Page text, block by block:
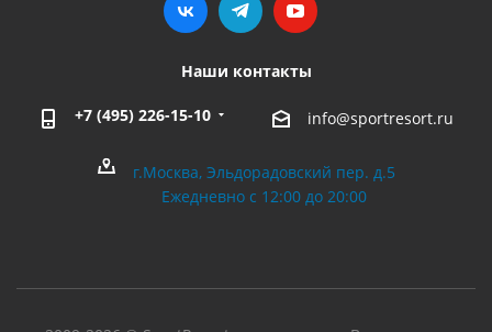
Наши контакты
+7 (495) 226-15-10 info@sportresort.ru
г.Москва, Эльдорадовский пер. д.5
Ежедневно с 12:00 до 20:00